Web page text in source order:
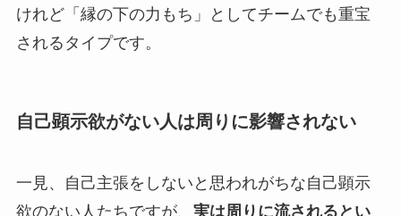
けれど「縁の下の力もち」としてチームでも重宝
されるタイプです。
自己顕示欲がない人は周りに影響されない
一見、自己主張をしないと思われがちな自己顕示
欲のない人たちですが、 実は周りに流されるとい